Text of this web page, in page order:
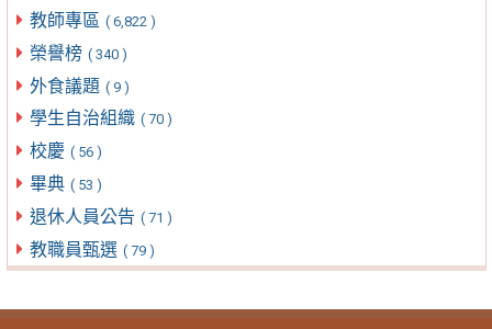
教師專區 ( 6,822 )
榮譽榜 ( 340 )
外食議題 ( 9 )
學生自治組織 ( 70 )
校慶 ( 56 )
畢典 ( 53 )
退休人員公告 ( 71 )
教職員甄選 ( 79 )